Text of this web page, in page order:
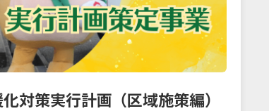
対策実行計画（区域施策編）